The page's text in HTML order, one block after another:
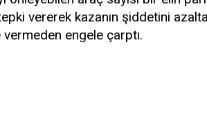
vererek kazanın şiddetini
engele çarptı.